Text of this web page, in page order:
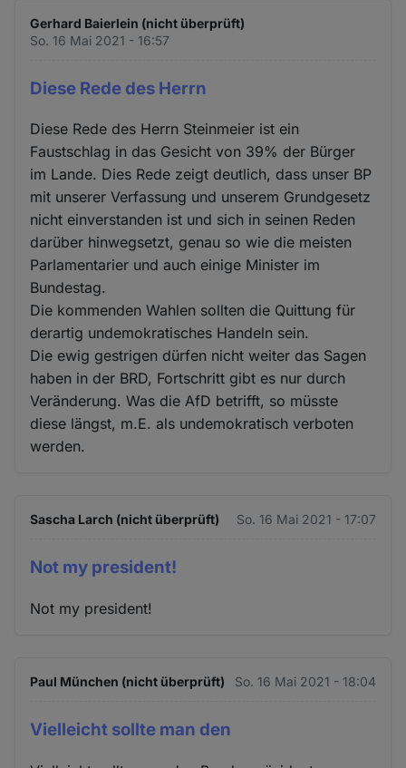
Gerhard Baierlein (nicht überprüft)
So. 16 Mai 2021 - 16:57
Diese Rede des Herrn
Diese Rede des Herrn Steinmeier ist ein
Faustschlag in das Gesicht von 39% der Bürger
im Lande. Dies Rede zeigt deutlich, dass unser BP
mit unserer Verfassung und unserem Grundgesetz
nicht einverstanden ist und sich in seinen Reden
darüber hinwegsetzt, genau so wie die meisten
Parlamentarier und auch einige Minister im
Bundestag.
Die kommenden Wahlen sollten die Quittung für
derartig undemokratisches Handeln sein.
Die ewig gestrigen dürfen nicht weiter das Sagen
haben in der BRD, Fortschritt gibt es nur durch
Veränderung. Was die AfD betrifft, so müsste
diese längst, m.E. als undemokratisch verboten
werden.
Sascha Larch (nicht überprüft) So. 16 Mai 2021 - 17:07
Not my president!
Not my president!
Paul München (nicht überprüft) So. 16 Mai 2021 - 18:04
Vielleicht sollte man den